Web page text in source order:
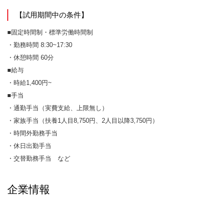
【試用期間中の条件】
■固定時間制・標準労働時間制
・勤務時間 8:30~17:30
・休憩時間 60分
■給与
・時給1,400円~
■手当
・通勤手当（実費支給、上限無し）
・家族手当（扶養1人目8,750円、2人目以降3,750円）
・時間外勤務手当
・休日出勤手当
・交替勤務手当 など
企業情報